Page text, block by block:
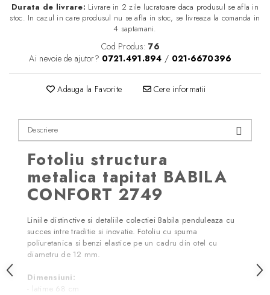
Durata de livrare: Livrare in 2 zile lucratoare daca produsul se afla in
stoc. In cazul in care produsul nu se afla in stoc, se livreaza la comanda in
4 saptamani.
Cod Produs: 76
Ai nevoie de ajutor? 0721.491.894 / 021-6670396
Adauga la Favorite Cere informatii
Descriere
Fotoliu structura
metalica tapitat BABILA
CONFORT 2749
Liniile distinctive si detaliile colectiei Babila penduleaza cu
succes intre traditie si inovatie. Fotoliu cu spuma
poliuretanica si benzi elastice pe un cadru din otel cu
diametru de 12 mm.
Dimensiuni:
- latime 68 cm